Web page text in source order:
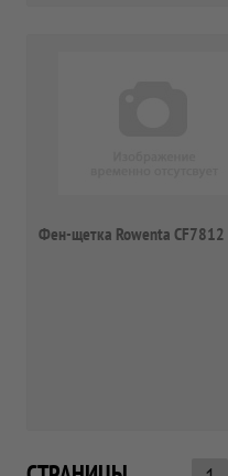
Фен-щетка Rowenta CF7812